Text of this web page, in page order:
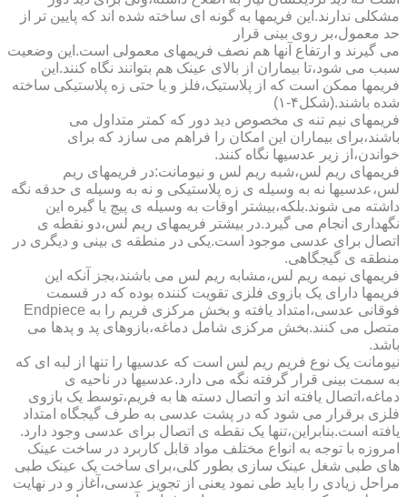
مشکلی ندارند.این فریمها به گونه ای ساخته شده اند که پایین تر از
حد معمول،بر روی بینی قرار
می گیرند و ارتفاع آنها هم نصف فریمهای معمولی است.این وضعیت
سبب می شود،تا بیماران از بالای عینک هم بتوانند نگاه کنند.این
فریمها ممکن است که از پلاستیک،فلز و یا حتی زه پلاستیکی ساخته
شده باشند.(شکل۴-۱)
فریمهای نیم تنه ی مخصوص دید دور که کمتر متداول می
باشند،برای بیماران این امکان را فراهم می سازد که برای
خواندن،از زیر عدسیها نگاه کنند.
فریمهای ریم لس،شبه ریم لس و نیومانت:در فریمهای ریم
لس،عدسیها نه به وسیله ی زه پلاستیکی و نه به وسیله ی حدقه نگه
داشته می شوند.بلکه،بیشتر اوقات به وسیله ی پیچ یا گیره این
نگهداری انجام می گیرد.در بیشتر فریمهای ریم لس،دو نقطه ی
اتصال برای عدسی موجود است.یکی در منطقه ی بینی و دیگری در
منطقه ی گیجگاهی.
فریمهای نیمه ریم لس،مشابه ریم لس می باشند،بجز آنکه این
فریمها دارای یک بازوی فلزی تقویت کننده بوده که در قسمت
فوقانی عدسی،امتداد یافته و بخش مرکزی فریم را به Endpiece
متصل می کنند.بخش مرکزی شامل دماغه،بازوهای پد و پدها می
باشد.
نیومانت یک نوع فریم ریم لس است که عدسیها را تنها از لبه ای که
به سمت بینی قرار گرفته نگه می دارد.عدسیها در ناحیه ی
دماغه،اتصال یافته اند و اتصال دسته ها به فریم،توسط یک بازوی
فلزی برقرار می شود که در پشت عدسی به طرف گیجگاه امتداد
یافته است.بنابراین،تنها یک نقطه ی اتصال برای عدسی وجود دارد.
امروزه با توجه به انواع مختلف مواد قابل کاربرد در ساخت عینک
های طبی شغل عینک سازی بطور کلی،برای ساخت یک عینک طبی
مراحل زیادی را باید طی نمود یعنی از تجویز عدسی،آغاز و در نهایت